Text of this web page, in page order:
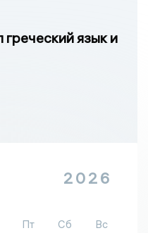
язык и
2026
Пт Сб
Вс